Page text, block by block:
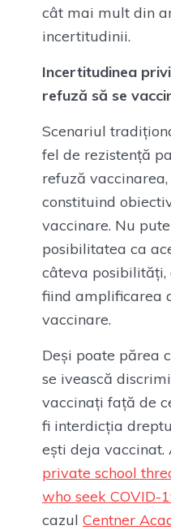
cât mai mult din
incertitudinii.
Incertitudinea
refuză să se
Scenariul
fel de rezistență
refuză
constituind
vaccinare. Nu
posibilitatea ca
câteva
fiind amplificarea
vaccinare.
Deși poate părea
se ivească
vaccinați față de
fi interdicția
ești deja vaccinat.
private school
who seek COVID-
cazul Centner